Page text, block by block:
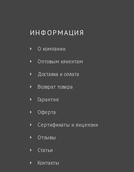
ИНФОРМАЦИЯ
О компании
Оптовым клиентам
Доставка и оплата
Возврат товара
Гарантия
Оферта
Сертификаты и лицензии
Отзывы
Статьи
Контакты